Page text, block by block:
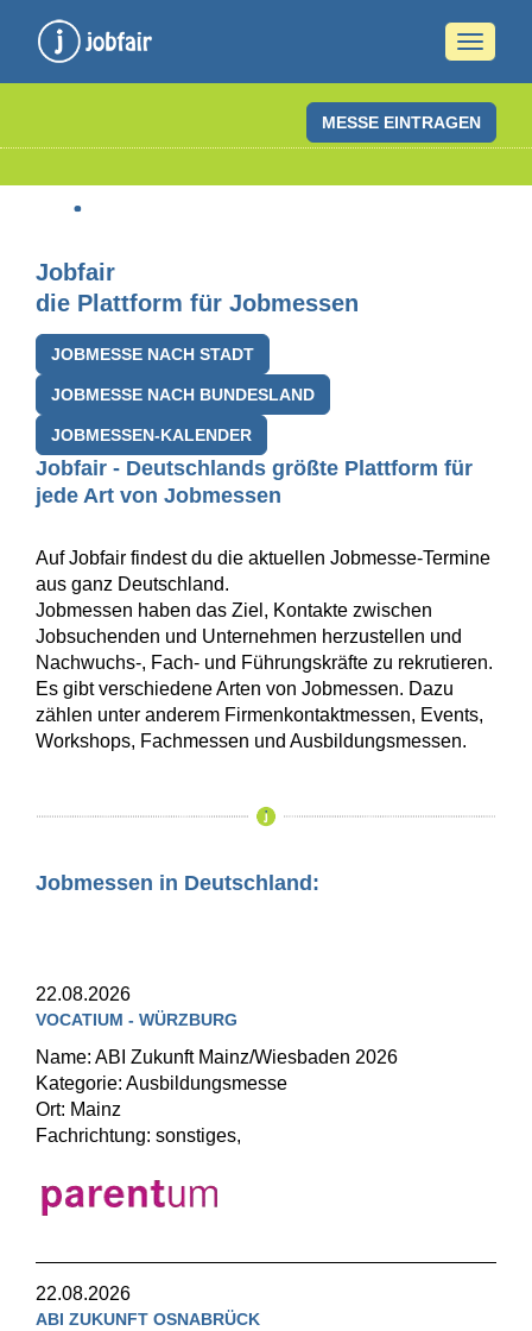
MESSE EINTRAGEN
Jobfair
die Plattform für Jobmessen
JOBMESSE NACH STADT
JOBMESSE NACH BUNDESLAND
JOBMESSEN-KALENDER
Jobfair - Deutschlands größte Plattform für
jede Art von Jobmessen
Auf Jobfair findest du die aktuellen Jobmesse-Termine
aus ganz Deutschland.
Jobmessen haben das Ziel, Kontakte zwischen
Jobsuchenden und Unternehmen herzustellen und
Nachwuchs-, Fach- und Führungskräfte zu rekrutieren.
Es gibt verschiedene Arten von Jobmessen. Dazu
zählen unter anderem Firmenkontaktmessen, Events,
Workshops, Fachmessen und Ausbildungsmessen.
Jobmessen in Deutschland:
22.08.2026
VOCATIUM - WÜRZBURG
Name: ABI Zukunft Mainz/Wiesbaden 2026
Kategorie: Ausbildungsmesse
Ort: Mainz
Fachrichtung: sonstiges,
22.08.2026
ABI ZUKUNFT OSNABRÜCK